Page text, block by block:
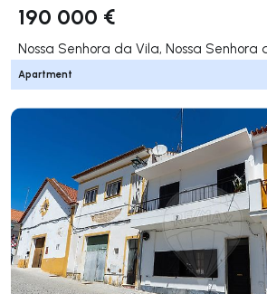
190 000 €
Apartment